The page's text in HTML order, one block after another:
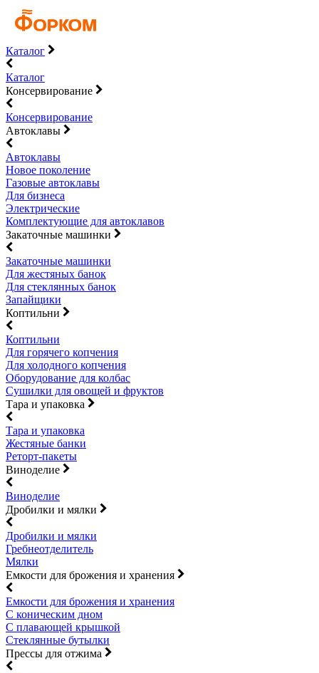
Каталог
Каталог
Консервирование
Консервирование
Автоклавы
Автоклавы
Новое поколение
Газовые автоклавы
Для бизнеса
Электрические
Комплектующие для автоклавов
Закаточные машинки
Закаточные машинки
Для жестяных банок
Для стеклянных банок
Запайщики
Коптильни
Коптильни
Для горячего копчения
Для холодного копчения
Оборудование для колбас
Сушилки для овощей и фруктов
Тара и упаковка
Тара и упаковка
Жестяные банки
Реторт-пакеты
Виноделие
Виноделие
Дробилки и мялки
Дробилки и мялки
Гребнеотделитель
Мялки
Емкости для брожения и хранения
Емкости для брожения и хранения
С коническим дном
С плавающей крышкой
Стеклянные бутылки
Прессы для отжима